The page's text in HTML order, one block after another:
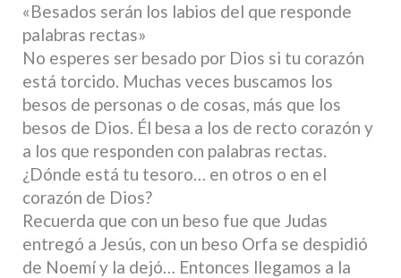
«Besados serán los labios del que responde
palabras rectas»
No esperes ser besado por Dios si tu corazón
está torcido. Muchas veces buscamos los
besos de personas o de cosas, más que los
besos de Dios. Él besa a los de recto corazón y
a los que responden con palabras rectas.
¿Dónde está tu tesoro… en otros o en el
corazón de Dios?
Recuerda que con un beso fue que Judas
entregó a Jesús, con un beso Orfa se despidió
de Noemí y la dejó… Entonces llegamos a la